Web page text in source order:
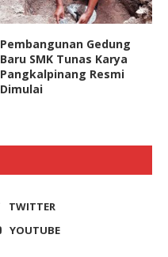
Pembangunan Gedung
Baru SMK Tunas Karya
Pangkalpinang Resmi
Dimulai
TWITTER
YOUTUBE